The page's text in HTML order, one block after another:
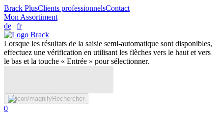
Brack PlusClients professionnelsContact
Mon Assortiment
de | fr
Lorsque les résultats de la saisie semi-automatique sont disponibles,
effectuez une vérification en utilisant les flèches vers le haut et vers
le bas et la touche « Entrée » pour sélectionner.
Rechercher
0